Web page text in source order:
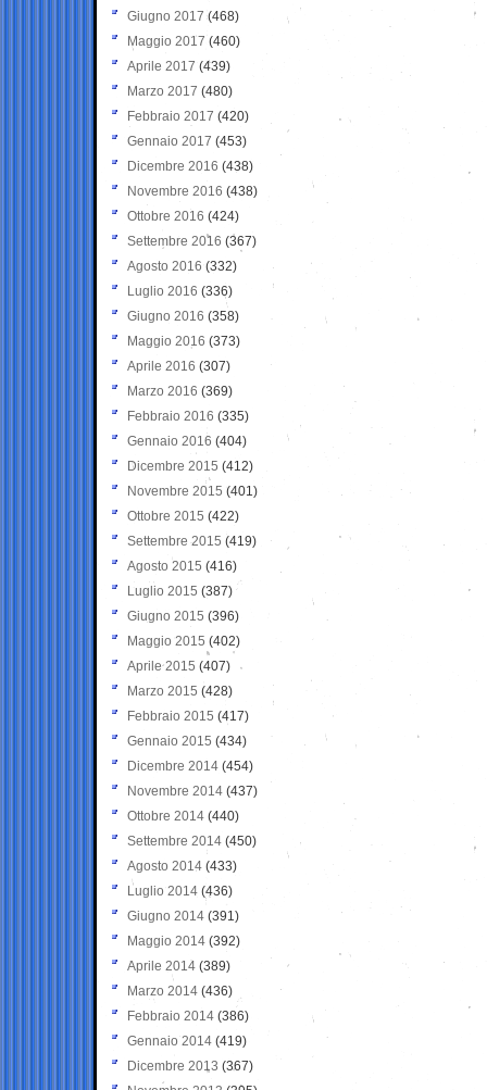
Giugno 2017 (468)
Maggio 2017 (460)
Aprile 2017 (439)
Marzo 2017 (480)
Febbraio 2017 (420)
Gennaio 2017 (453)
Dicembre 2016 (438)
Novembre 2016 (438)
Ottobre 2016 (424)
Settembre 2016 (367)
Agosto 2016 (332)
Luglio 2016 (336)
Giugno 2016 (358)
Maggio 2016 (373)
Aprile 2016 (307)
Marzo 2016 (369)
Febbraio 2016 (335)
Gennaio 2016 (404)
Dicembre 2015 (412)
Novembre 2015 (401)
Ottobre 2015 (422)
Settembre 2015 (419)
Agosto 2015 (416)
Luglio 2015 (387)
Giugno 2015 (396)
Maggio 2015 (402)
Aprile 2015 (407)
Marzo 2015 (428)
Febbraio 2015 (417)
Gennaio 2015 (434)
Dicembre 2014 (454)
Novembre 2014 (437)
Ottobre 2014 (440)
Settembre 2014 (450)
Agosto 2014 (433)
Luglio 2014 (436)
Giugno 2014 (391)
Maggio 2014 (392)
Aprile 2014 (389)
Marzo 2014 (436)
Febbraio 2014 (386)
Gennaio 2014 (419)
Dicembre 2013 (367)